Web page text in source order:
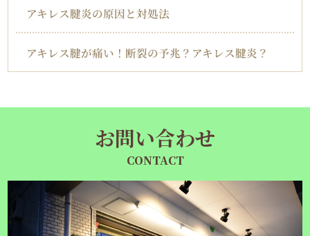
アキレス腱炎の原因と対処法
アキレス腱が痛い！断裂の予兆？アキレス腱炎？
お問い合わせ
CONTACT